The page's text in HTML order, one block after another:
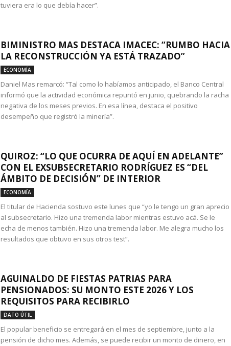
tuviera era lo que debía hacer”.
BIMINISTRO MAS DESTACA IMACEC: “RUMBO HACIA
LA RECONSTRUCCIÓN YA ESTÁ TRAZADO”
ECONOMÍA
Daniel Mas remarcó: “Tal como lo habíamos anticipado, el Banco Central
informó que la actividad económica repuntó en junio, quebrando la racha
negativa de los meses previos. En esa línea, destaca el positivo
desempeño que registró la minería”.
QUIROZ: “LO QUE OCURRA DE AQUÍ EN ADELANTE”
CON EL EXSUBSECRETARIO RODRÍGUEZ ES “DEL
ÁMBITO DE DECISIÓN” DE INTERIOR
ECONOMÍA
El titular de Hacienda sostuvo este lunes que “yo le tengo un gran aprecio
al subsecretario. Hizo una tremenda labor mientras estuvo acá. Se le
echa de menos también. Hizo una tremenda labor. Me alegra mucho los
resultados que obtuvo en sus otros test”.
AGUINALDO DE FIESTAS PATRIAS PARA
PENSIONADOS: SU MONTO ESTE 2026 Y LOS
REQUISITOS PARA RECIBIRLO
DATO ÚTIL
El popular beneficio se entregará en el mes de septiembre, junto a la
pensión de dicho mes. Además, se puede recibir un monto de dinero, en